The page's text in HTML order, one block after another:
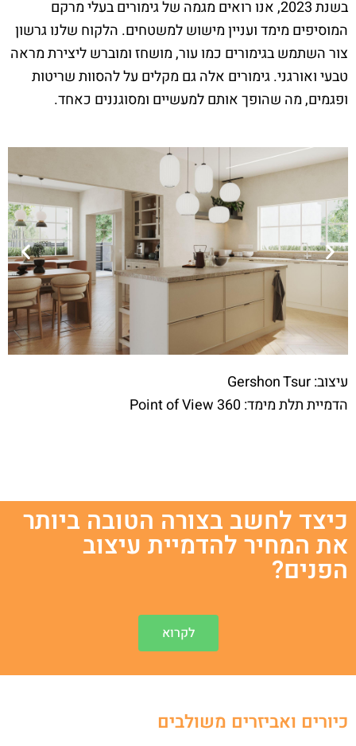
בשנת 2023, אנו רואים מגמה של גימורים בעלי מרקם
המוסיפים מימד ועניין מישוש למשטחים. הלקוח שלנו גרשון
צור השתמש בגימורים כמו עור, מושחז ומוברש ליצירת מראה
טבעי ואורגני. גימורים אלה גם מקלים על להסוות שריטות
ופגמים, מה שהופך אותם למעשיים ומסוגננים כאחד.
עיצוב:Gershon Tsur
הדמיית תלת מימד: Point of View 360
כיצד לחשב בצורה הטובה ביותר
את המחיר להדמיית עיצוב
הפנים?
לקרוא
כיורים ואביזרים משולבים